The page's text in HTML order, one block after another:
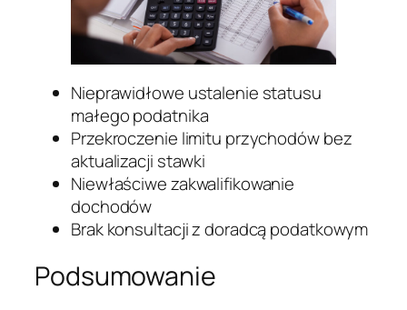
Nieprawidłowe ustalenie statusu
małego podatnika
Przekroczenie limitu przychodów bez
aktualizacji stawki
Niewłaściwe zakwalifikowanie
dochodów
Brak konsultacji z doradcą podatkowym
Podsumowanie